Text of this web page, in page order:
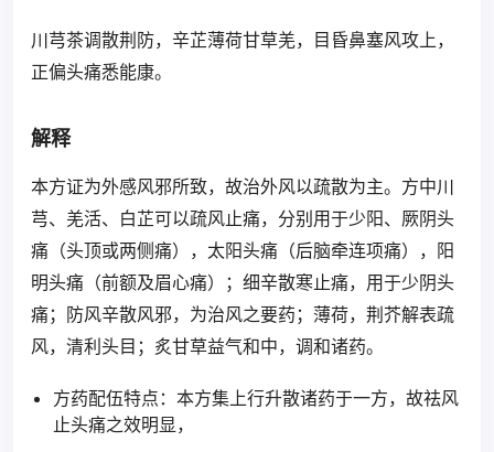
川芎茶调散荆防，辛芷薄荷甘草羌，目昏鼻塞风攻上，
正偏头痛悉能康。
解释
本方证为外感风邪所致，故治外风以疏散为主。方中川
芎、羌活、白芷可以疏风止痛，分别用于少阳、厥阴头
痛（头顶或两侧痛），太阳头痛（后脑牵连项痛），阳
明头痛（前额及眉心痛）；细辛散寒止痛，用于少阴头
痛；防风辛散风邪，为治风之要药；薄荷，荆芥解表疏
风，清利头目；炙甘草益气和中，调和诸药。
方药配伍特点：本方集上行升散诸药于一方，故祛风
止头痛之效明显，